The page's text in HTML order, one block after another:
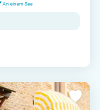
An einem See